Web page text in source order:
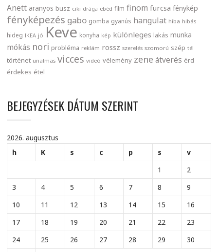
Anett aranyos busz ciki drága ebéd film finom furcsa fénykép
fényképezés gabo gomba gyanús hangulat hiba hibás
hideg IKEA jó Keve konyha kép különleges lakás munka
mókás nori probléma reklám rossz szerelés szomorú szép tél
történet unalmas vicces videó vélemény zene átverés érd
érdekes étel
BEJEGYZÉSEK DÁTUM SZERINT
2026. augusztus
h
K s c p s
v
1
2
3
4 5 6 7 8
9
10
11 12 13 14 15
16
17
18 19 20 21 22
23
24
25 26 27 28 29
30